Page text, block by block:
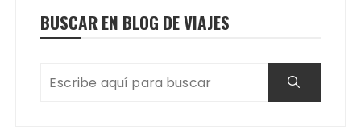
BUSCAR EN BLOG DE VIAJES